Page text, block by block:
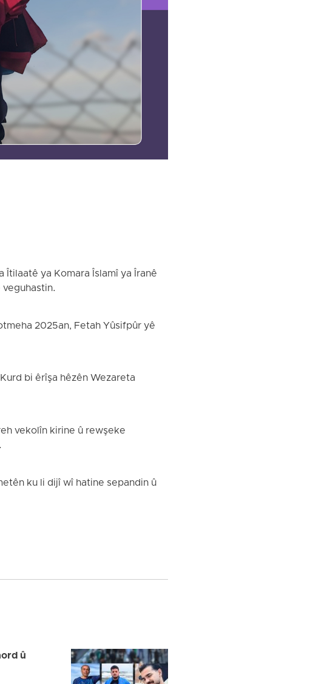
ya Komara Îslamî ya Îranê
2025an, Fetah Yûsifpûr yê
bi êrîşa hêzên Wezareta
vekolîn kirine û rewşeke
ku li dijî wî hatine sepandin û
û